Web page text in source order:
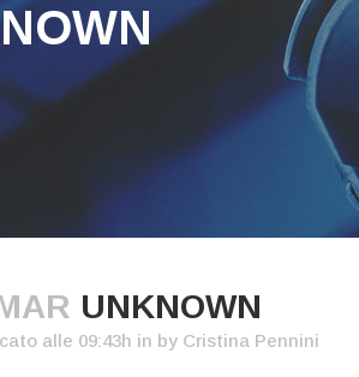
UNKNOWN
alle 09:43h in by Cristina Pennini